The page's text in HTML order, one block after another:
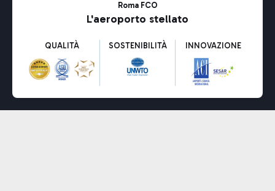
Roma FCO
L'aeroporto stellato
QUALITÀ SOSTENIBILITÀ INNOVAZIONE